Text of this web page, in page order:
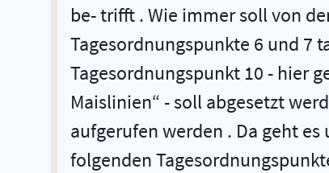
be- trifft . Wie immer soll von
Tagesordnungspunkte 6 und 7
Tagesordnungspunkt 10 - hier
Maislinien“ - soll abgesetzt
aufgerufen werden . Da geht
folgenden